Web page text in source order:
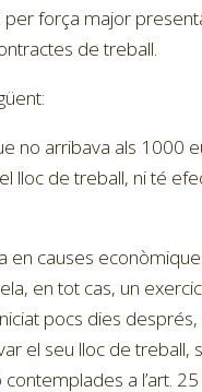
per força major
de treball.
no arribava als 1000
lloc de treball, ni té
en causes
en tot cas, un
pocs dies
el seu lloc de treball,
a l’art.